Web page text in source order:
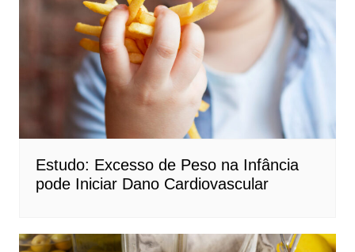
Estudo: Excesso de Peso na Infância
pode Iniciar Dano Cardiovascular